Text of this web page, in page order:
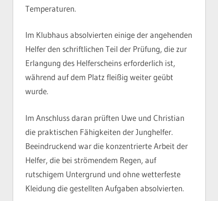
Temperaturen.
Im Klubhaus absolvierten einige der angehenden
Helfer den schriftlichen Teil der Prüfung, die zur
Erlangung des Helferscheins erforderlich ist,
während auf dem Platz fleißig weiter geübt
wurde.
Im Anschluss daran prüften Uwe und Christian
die praktischen Fähigkeiten der Junghelfer.
Beeindruckend war die konzentrierte Arbeit der
Helfer, die bei strömendem Regen, auf
rutschigem Untergrund und ohne wetterfeste
Kleidung die gestellten Aufgaben absolvierten.